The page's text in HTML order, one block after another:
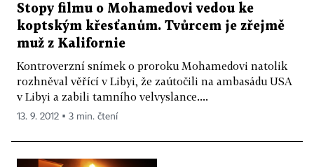
Stopy filmu o Mohamedovi vedou ke
koptským křesťanům. Tvůrcem je zřejmě
muž z Kalifornie
Kontroverzní snímek o proroku Mohamedovi natolik
rozhněval věřící v Libyi, že zaútočili na ambasádu USA
v Libyi a zabili tamního velvyslance....
13. 9. 2012 ▪ 3 min. čtení